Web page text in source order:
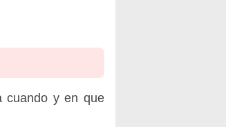
cuando y en que